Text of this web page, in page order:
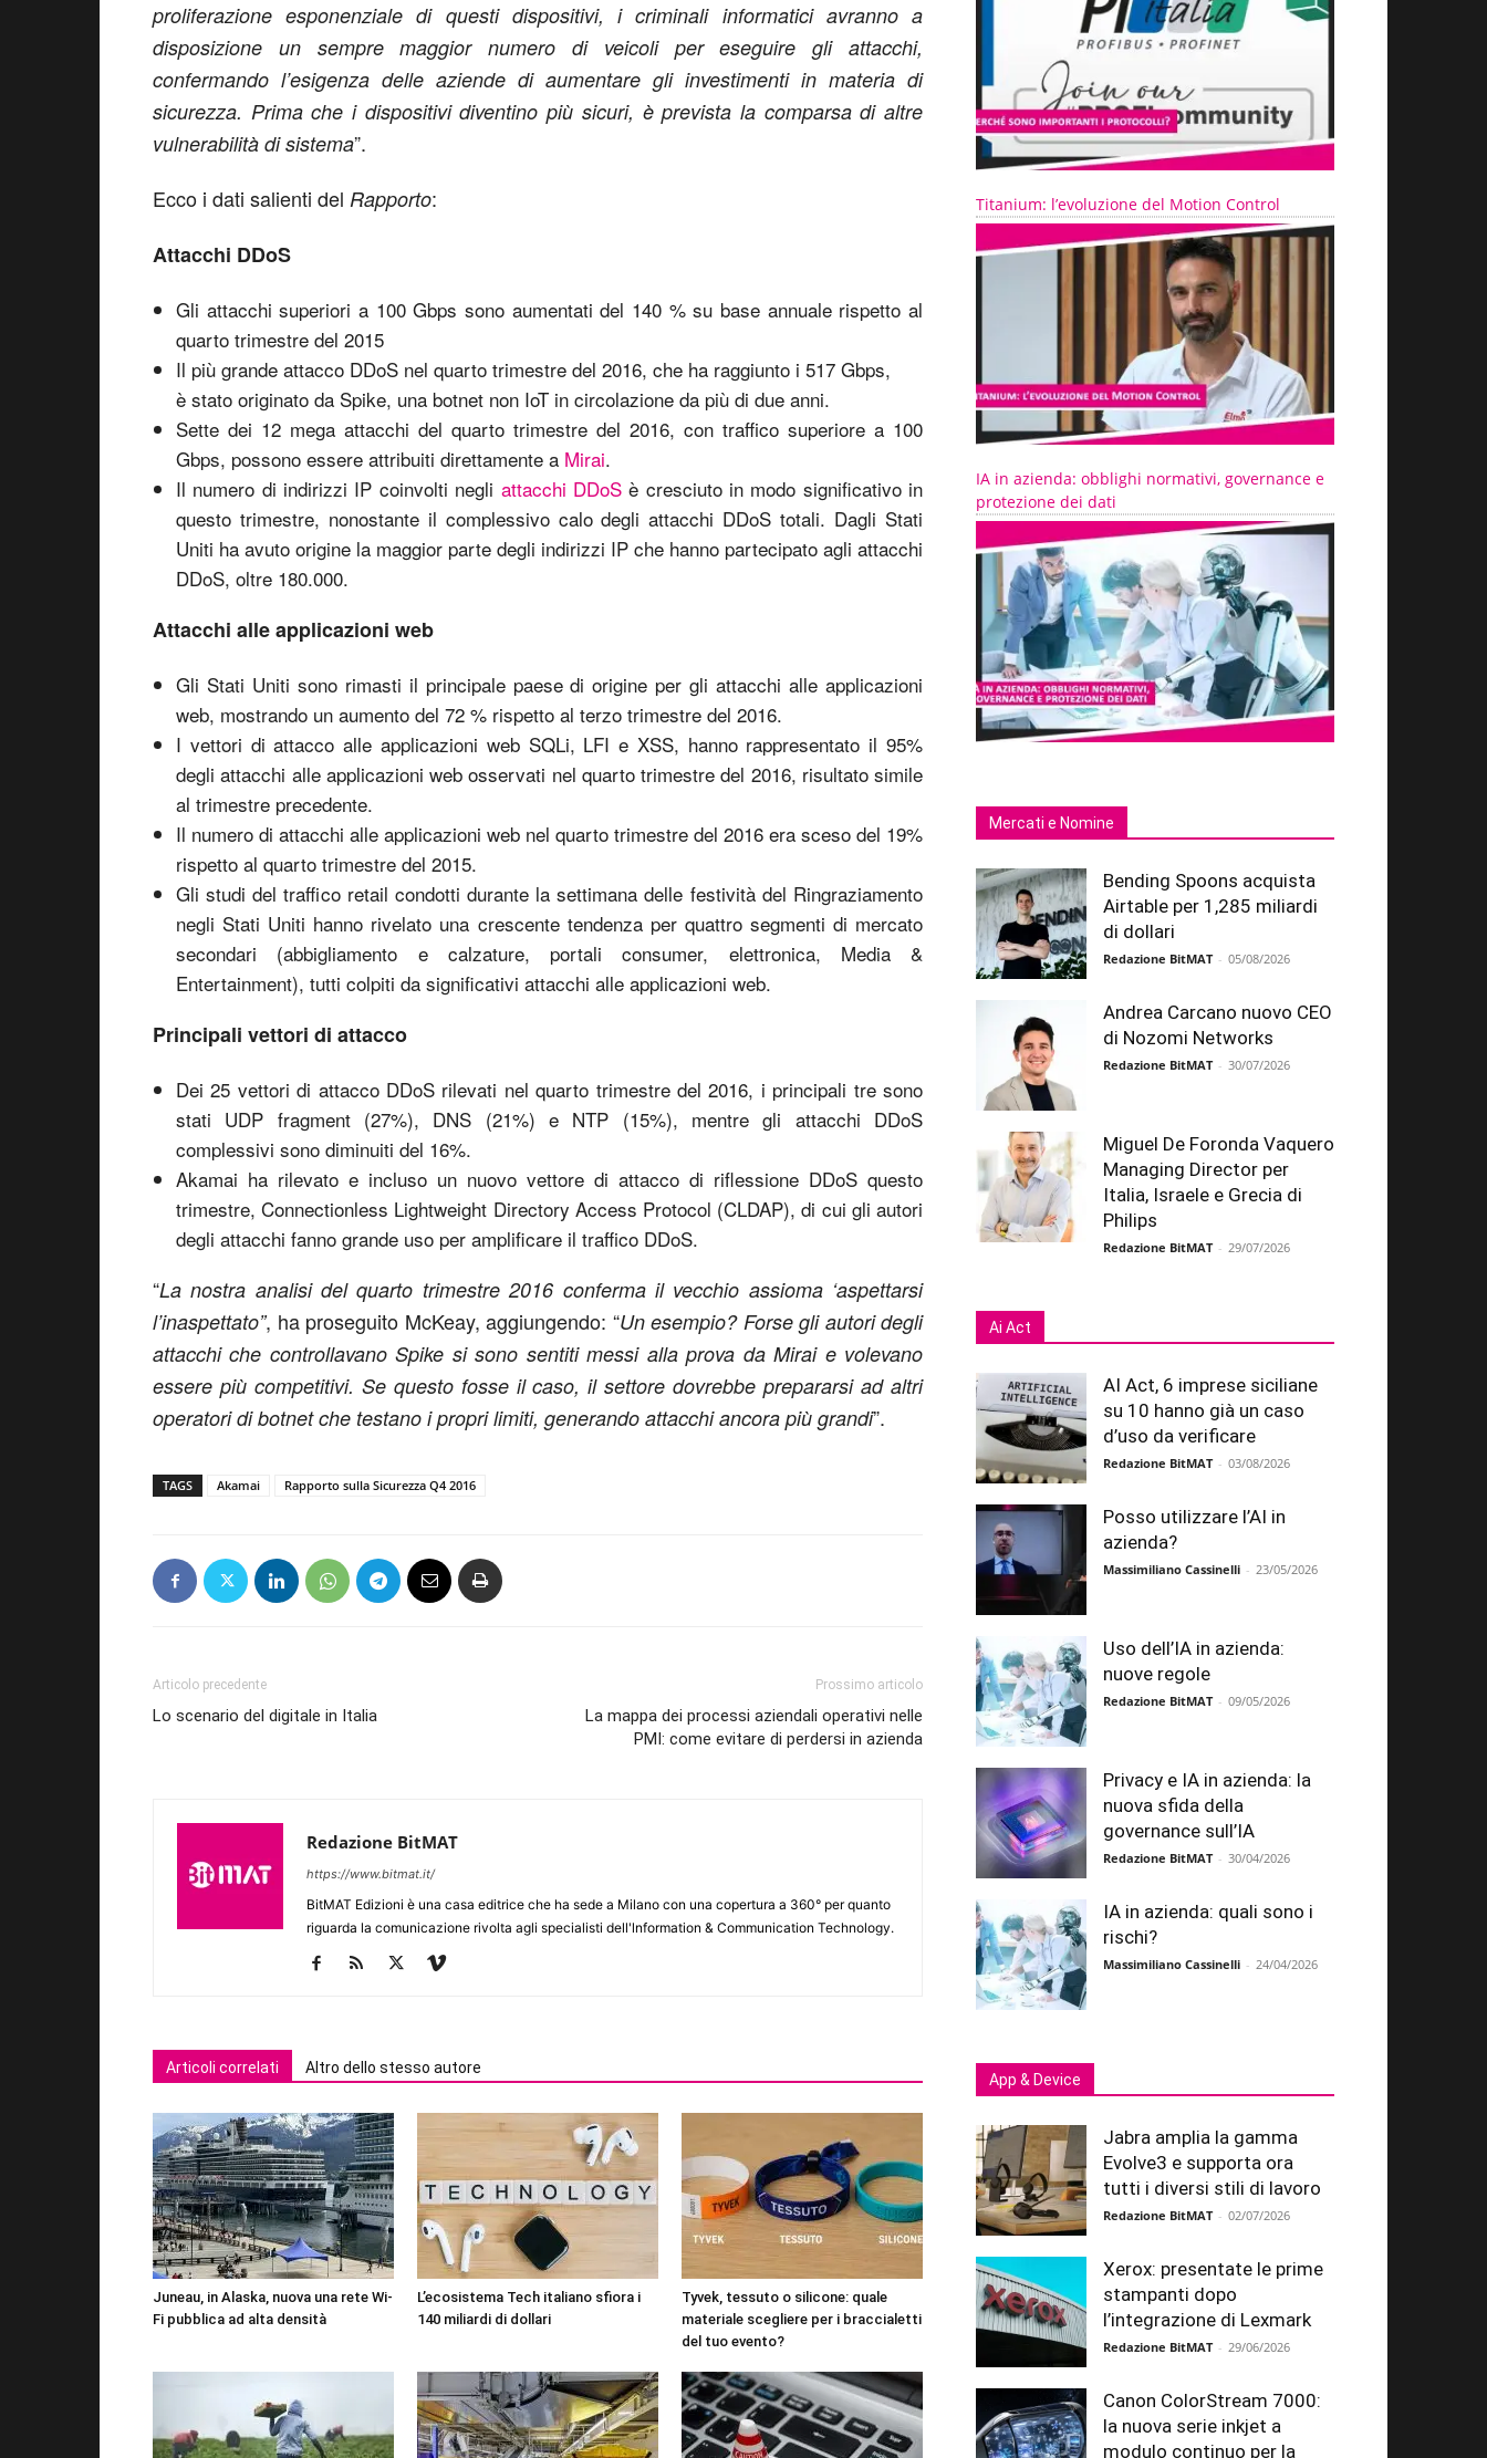
proliferazione esponenziale di questi dispositivi, i criminali informatici avranno a
disposizione un sempre maggior numero di veicoli per eseguire gli attacchi,
confermando l’esigenza delle aziende di aumentare gli investimenti in materia di
sicurezza. Prima che i dispositivi diventino più sicuri, è prevista la comparsa di altre
vulnerabilità di sistema”.
Ecco i dati salienti del Rapporto:
Attacchi DDoS
Gli attacchi superiori a 100 Gbps sono aumentati del 140 % su base annuale rispetto al
quarto trimestre del 2015
Il più grande attacco DDoS nel quarto trimestre del 2016, che ha raggiunto i 517 Gbps,
è stato originato da Spike, una botnet non IoT in circolazione da più di due anni.
Sette dei 12 mega attacchi del quarto trimestre del 2016, con traffico superiore a 100
Gbps, possono essere attribuiti direttamente a Mirai.
Il numero di indirizzi IP coinvolti negli attacchi DDoSè cresciuto in modo significativo in
questo trimestre, nonostante il complessivo calo degli attacchi DDoS totali. Dagli Stati
Uniti ha avuto origine la maggior parte degli indirizzi IP che hanno partecipato agli attacchi
DDoS, oltre 180.000.
Attacchi alle applicazioni web
Gli Stati Uniti sono rimasti il principale paese di origine per gli attacchi alle applicazioni
web, mostrando un aumento del 72 % rispetto al terzo trimestre del 2016.
I vettori di attacco alle applicazioni web SQLi, LFI e XSS, hanno rappresentato il 95%
degli attacchi alle applicazioni web osservati nel quarto trimestre del 2016, risultato simile
al trimestre precedente.
Il numero di attacchi alle applicazioni web nel quarto trimestre del 2016 era sceso del 19%
rispetto al quarto trimestre del 2015.
Gli studi del traffico retail condotti durante la settimana delle festività del Ringraziamento
negli Stati Uniti hanno rivelato una crescente tendenza per quattro segmenti di mercato
secondari (abbigliamento e calzature, portali consumer, elettronica, Media &
Entertainment), tutti colpiti da significativi attacchi alle applicazioni web.
Principali vettori di attacco
Dei 25 vettori di attacco DDoS rilevati nel quarto trimestre del 2016, i principali tre sono
stati UDP fragment (27%), DNS (21%) e NTP (15%), mentre gli attacchi DDoS
complessivi sono diminuiti del 16%.
Akamai ha rilevato e incluso un nuovo vettore di attacco di riflessione DDoS questo
trimestre, Connectionless Lightweight Directory Access Protocol (CLDAP), di cui gli autori
degli attacchi fanno grande uso per amplificare il traffico DDoS.
“La nostra analisi del quarto trimestre 2016 conferma il vecchio assioma ‘aspettarsi
l’inaspettato”, ha proseguito McKeay, aggiungendo: “Un esempio? Forse gli autori degli
attacchi che controllavano Spike si sono sentiti messi alla prova da Mirai e volevano
essere più competitivi. Se questo fosse il caso, il settore dovrebbe prepararsi ad altri
operatori di botnet che testano i propri limiti, generando attacchi ancora più grandi”.
TAGS Akamai Rapporto sulla Sicurezza Q4 2016
Articolo precedente
Lo scenario del digitale in Italia
Prossimo articolo
La mappa dei processi aziendali operativi nelle
PMI: come evitare di perdersi in azienda
Redazione BitMAT
https://www.bitmat.it/
BitMAT Edizioni è una casa editrice che ha sede a Milano con una copertura a 360° per quanto
riguarda la comunicazione rivolta agli specialisti dell'lnformation & Communication Technology.
Articoli correlati Altro dello stesso autore
Juneau, in Alaska, nuova una rete Wi-
Fi pubblica ad alta densità
L’ecosistema Tech italiano sfiora i
140 miliardi di dollari
Tyvek, tessuto o silicone: quale
materiale scegliere per i braccialetti
del tuo evento?
Titanium: l’evoluzione del Motion Control
IA in azienda: obblighi normativi, governance e
protezione dei dati
Mercati e Nomine
Bending Spoons acquista
Airtable per 1,285 miliardi
di dollari
Redazione BitMAT - 05/08/2026
Andrea Carcano nuovo CEO
di Nozomi Networks
Redazione BitMAT - 30/07/2026
Miguel De Foronda Vaquero
Managing Director per
Italia, Israele e Grecia di
Philips
Redazione BitMAT - 29/07/2026
Ai Act
AI Act, 6 imprese siciliane
su 10 hanno già un caso
d’uso da verificare
Redazione BitMAT - 03/08/2026
Posso utilizzare l’AI in
azienda?
Massimiliano Cassinelli - 23/05/2026
Uso dell’IA in azienda:
nuove regole
Redazione BitMAT - 09/05/2026
Privacy e IA in azienda: la
nuova sfida della
governance sull’IA
Redazione BitMAT - 30/04/2026
IA in azienda: quali sono i
rischi?
Massimiliano Cassinelli - 24/04/2026
App & Device
Jabra amplia la gamma
Evolve3 e supporta ora
tutti i diversi stili di lavoro
Redazione BitMAT - 02/07/2026
Xerox: presentate le prime
stampanti dopo
l’integrazione di Lexmark
Redazione BitMAT - 29/06/2026
Canon ColorStream 7000:
la nuova serie inkjet a
modulo continuo per la